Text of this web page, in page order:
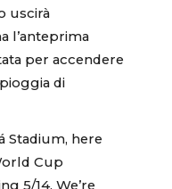
uscirà
l’anteprima
per accendere
di
Stadium, here
Cup
5/14. We’re